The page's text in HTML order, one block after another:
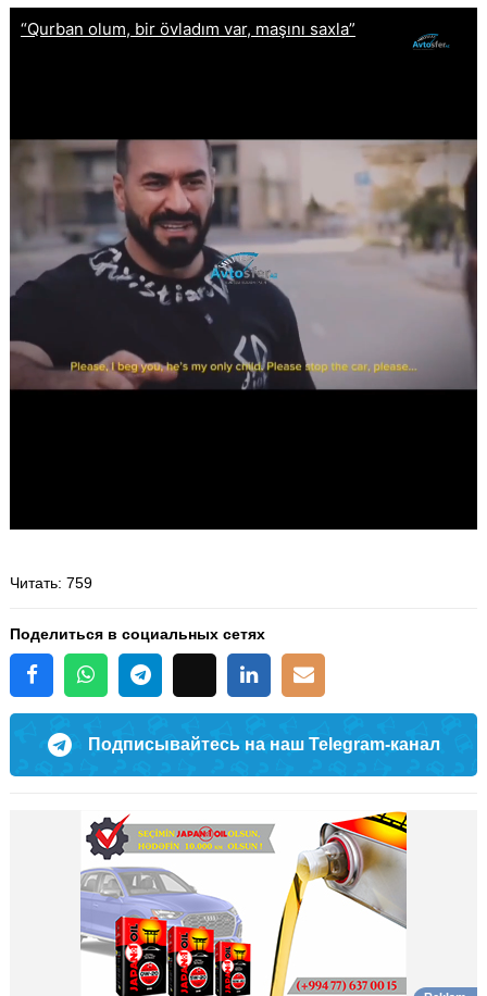
Читать: 759
Поделиться в социальных сетях
Подписывайтесь на наш Telegram-канал